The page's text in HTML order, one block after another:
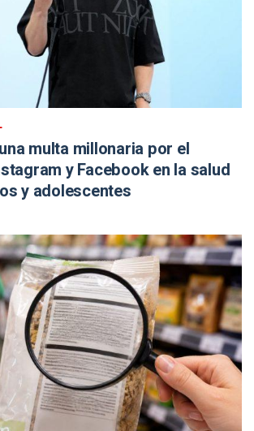
multa millonaria por el
y Facebook en la salud
y adolescentes